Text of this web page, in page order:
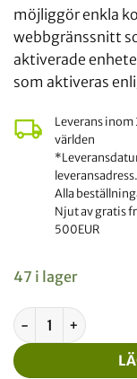
möjliggör enkla
webbgränssnitt
aktiverade
som aktiveras
Leverans inom
världen
leveransadress.
Alla
Njut av gratis
500EUR
47 i lager